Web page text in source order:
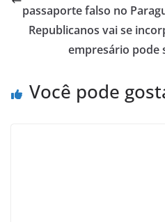
passaporte falso no
Republicanos vai se
empresário pode
Você pode